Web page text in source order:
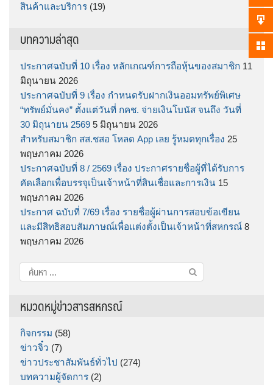
สินค้าและบริการ (19)
บทความล่าสุด
ประกาศฉบับที่ 10 เรื่อง หลักเกณฑ์การถือหุ้นของสมาชิก 11
มิถุนายน 2026
ประกาศฉบับที่ 9 เรื่อง กำหนดรับฝากเงินออมทรัพย์พิเศษ
“ทรัพย์มั่นคง” ตั้งแต่วันที่ กคช. จ่ายเงินโบนัส จนถึง วันที่
30 มิถุนายน 2569 5 มิถุนายน 2026
สำหรับสมาชิก สส.ชสอ โหลด App เลย รู้หมดทุกเรื่อง 25
พฤษภาคม 2026
ประกาศฉบับที่ 8 / 2569 เรื่อง ประกาศรายชื่อผู้ที่ได้รับการ
คัดเลือกเพื่อบรรจุเป็นเจ้าหน้าที่สินเชื่อและการเงิน 15
พฤษภาคม 2026
ประกาศ ฉบับที่ 7/69 เรื่อง รายชื่อผู้ผ่านการสอบข้อเขียน
และมีสิทธิสอบสัมภาษณ์เพื่อแต่งตั้งเป็นเจ้าหน้าที่สหกรณ์ 8
พฤษภาคม 2026
ค้นหา
สำหรับ:
หมวดหมู่ข่าวสารสหกรณ์
กิจกรรม (58)
ข่าวจิ๋ว (7)
ข่าวประชาสัมพันธ์ทั่วไป (274)
บทความผู้จัดการ (2)